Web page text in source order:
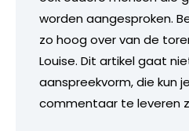
worden aangesproken.
zo hoog over van de
Louise. Dit artikel gaat
aanspreekvorm, die kun
commentaar te leveren